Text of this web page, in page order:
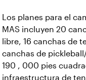
Los planes para el
MAS incluyen 20
libre, 16 canchas de
canchas de
190 , 000 pies
infraestructura de